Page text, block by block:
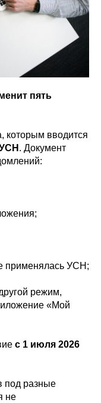
пять
которым вводится
. Документ
применялась УСН;
режим,
«Мой
с 1 июля 2026
под разные
не